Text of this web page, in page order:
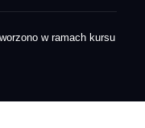
w ramach kursu